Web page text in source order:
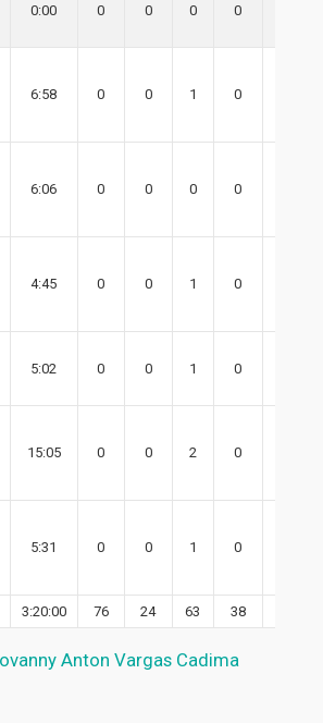
0:00 0 0 0 0
6:58 0 0 1 0
6:06 0 0 0 0
4:45 0 0 1 0
5:02 0 0 1 0
15:05 0 0 2 0
5:31 0 0 1 0
3:20:00 76 24 63 38
Anton Vargas Cadima